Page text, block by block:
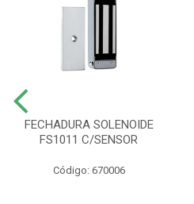
FECHADURA SOLENOIDE
FS1011 C/SENSOR
Código: 670006